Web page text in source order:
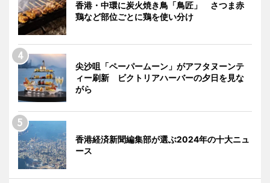
香港・中環に炭火焼き鳥「鳥匠」 さつま赤
鶏など部位ごとに鶏を使い分け
尖沙咀「ペーパームーン」がアフタヌーンテ
ィー刷新 ビクトリアハーバーの夕日を見な
がら
香港経済新聞編集部が選ぶ2024年の十大ニュ
ース